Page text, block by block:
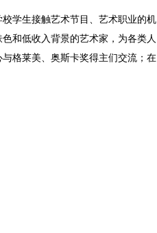
学生接触艺术节目、艺术职业的机
和低收入背景的艺术家，为各类人
格莱美、奥斯卡奖得主们交流；在